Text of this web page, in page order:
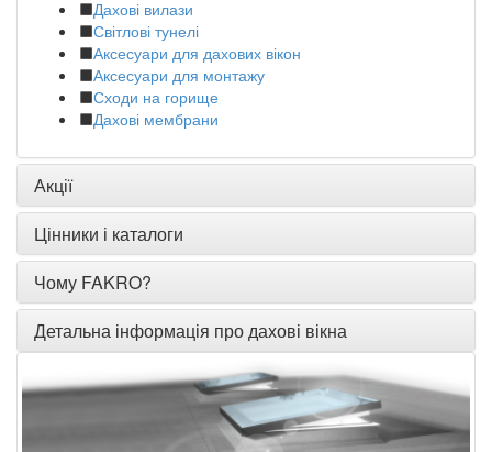
Дахові вилази
Світлові тунелі
Аксесуари для дахових вікон
Аксесуари для монтажу
Сходи на горище
Дахові мембрани
Акції
Цінники і каталоги
Чому FAKRO?
Детальна інформація про дахові вікна